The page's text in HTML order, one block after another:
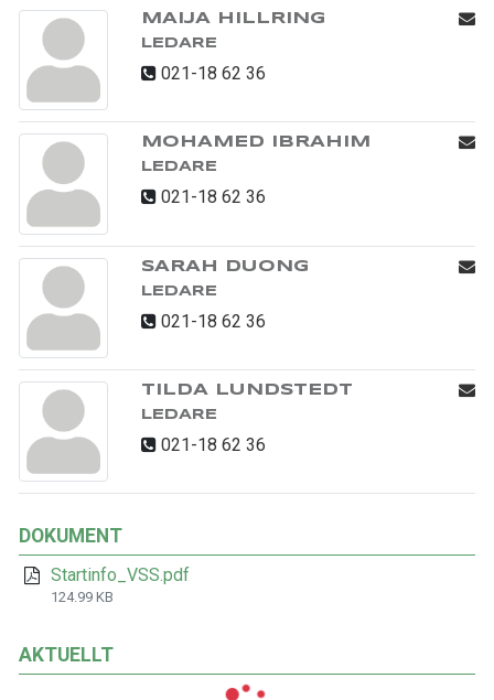
MAIJA HILLRING
LEDARE
021-18 62 36
MOHAMED IBRAHIM
LEDARE
021-18 62 36
SARAH DUONG
LEDARE
021-18 62 36
TILDA LUNDSTEDT
LEDARE
021-18 62 36
DOKUMENT
Startinfo_VSS.pdf
124.99 KB
AKTUELLT